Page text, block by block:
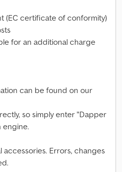
(EC certificate of conformity)
for an additional charge
can be found on our
so simply enter "Dapper
engine.
accessories. Errors, changes